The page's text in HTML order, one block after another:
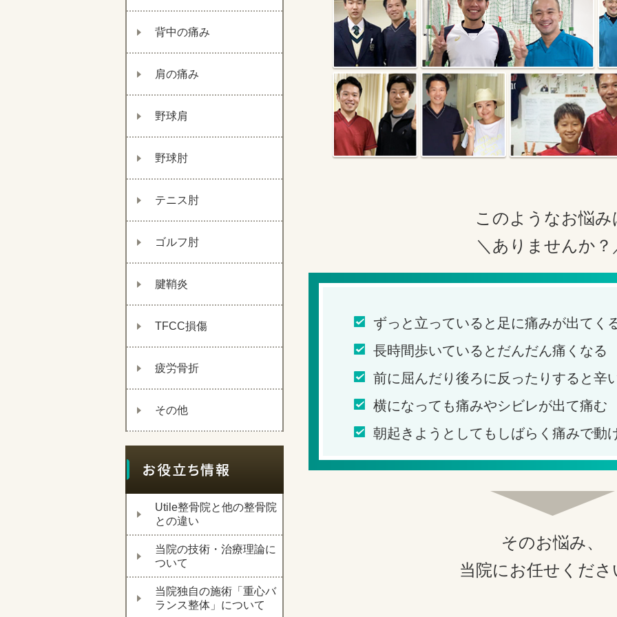
背中の痛み
肩の痛み
野球肩
野球肘
テニス肘
ゴルフ肘
腱鞘炎
TFCC損傷
疲労骨折
その他
Utile整骨院と他の整骨院
との違い
当院の技術・治療理論に
ついて
当院独自の施術「重心バ
ランス整体」について
このようなお悩み
＼ありませんか？
ずっと立っていると足に痛みが出てく
長時間歩いているとだんだん痛くなる
前に屈んだり後ろに反ったりすると辛
横になっても痛みやシビレが出て痛む
朝起きようとしてもしばらく痛みで動
そのお悩み、
当院にお任せくださ